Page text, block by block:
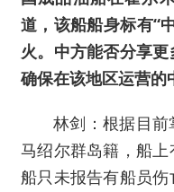
道，该船船身标有“
火。中方能否分享
确保在该地区运营的
林剑：根据目
马绍尔群岛籍，船
船只未报告有船员